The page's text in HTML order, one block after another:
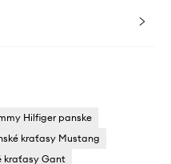
Hilfiger panske
kraťasy Mustang
kraťasy Gant